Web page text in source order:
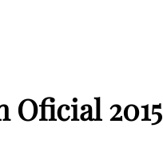
Oficial 2015